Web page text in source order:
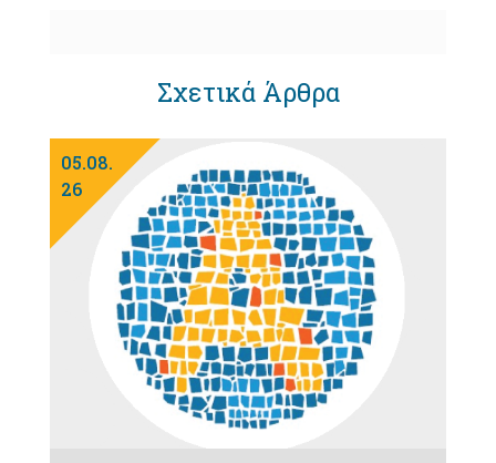
Σχετικά Άρθρα
05.08.
26